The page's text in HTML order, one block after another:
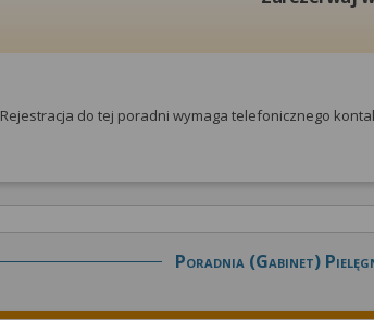
Rejestracja do tej poradni wymaga telefonicznego
Poradnia (gabinet)